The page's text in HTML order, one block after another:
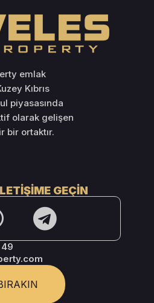
emlak
Kıbrıs
piyasasında
olarak gelişen
bir ortaktır.
GEÇIN